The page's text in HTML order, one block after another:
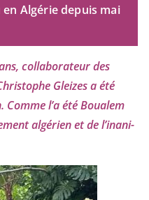
Algérie depuis mai
col­la­bo­ra­teur des
Gleizesa été
l’a été Boualem
algé­rien et de l’i­na­ni­